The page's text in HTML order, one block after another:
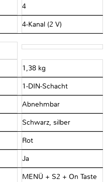
4
4-Kanal (2 V)
1,38 kg
1-DIN-Schacht
Abnehmbar
Schwarz, silber
Rot
Ja
MENÜ + S2 + On Taste